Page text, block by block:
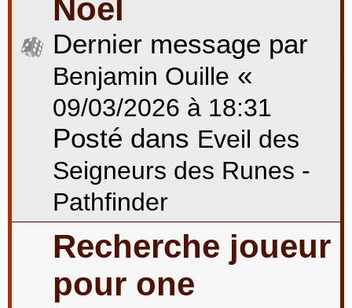
Noel
Dernier message par
Benjamin Ouille «
09/03/2026 à 18:31
Posté dans Eveil des
Seigneurs des Runes -
Pathfinder
Recherche joueur
pour one